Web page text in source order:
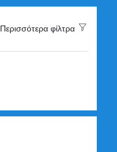
Περισσότερα φίλτρα